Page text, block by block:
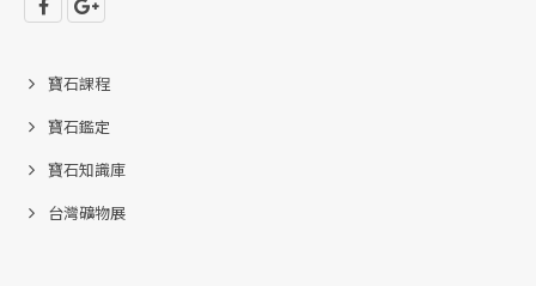
寶石課程
寶石鑑定
寶石知識庫
台灣礦物展